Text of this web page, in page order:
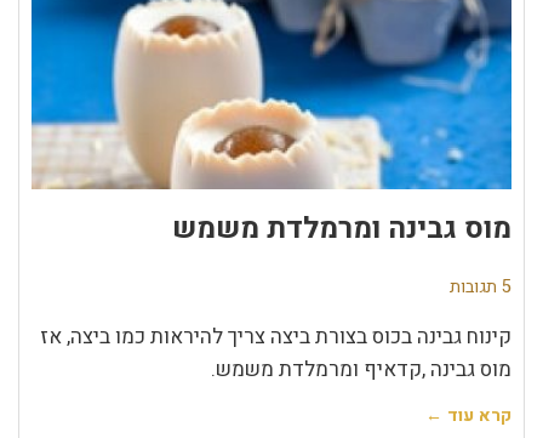
מוס גבינה ומרמלדת משמש
5 תגובות
קינוח גבינה בכוס בצורת ביצה צריך להיראות כמו ביצה, אז
מוס גבינה ,קדאיף ומרמלדת משמש.
קרא עוד ←